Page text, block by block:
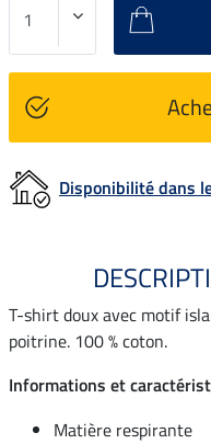
Disponibilité dans
T-shirt doux avec motif
poitrine. 100 % coton.
Informations et
Matière respirante